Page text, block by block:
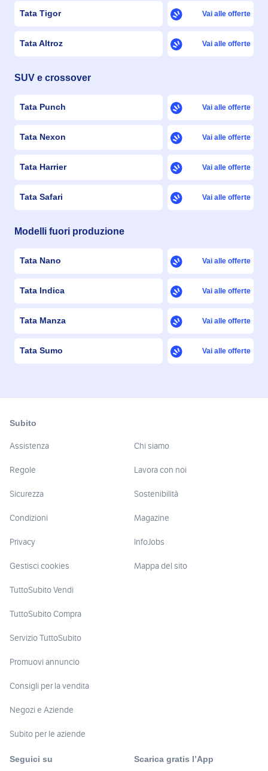
Tata Tigor Vai alle offerte
Tata Altroz Vai alle offerte
SUV e crossover
Tata Punch Vai alle offerte
Tata Nexon Vai alle offerte
Tata Harrier Vai alle offerte
Tata Safari Vai alle offerte
Modelli fuori produzione
Tata Nano Vai alle offerte
Tata Indica Vai alle offerte
Tata Manza Vai alle offerte
Tata Sumo Vai alle offerte
Subito
Assistenza
Regole
Sicurezza
Condizioni
Privacy
Gestisci cookies
TuttoSubito Vendi
TuttoSubito Compra
Servizio TuttoSubito
Promuovi annuncio
Consigli per la vendita
Negozi e Aziende
Subito per le aziende
Chi siamo
Lavora con noi
Sostenibilità
Magazine
InfoJobs
Mappa del sito
Seguici su Scarica gratis l’App